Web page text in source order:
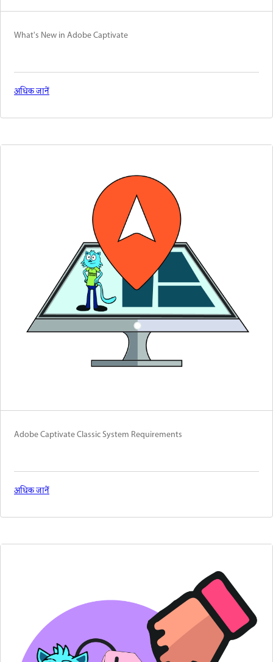
What's New in Adobe Captivate
अधिक जानें
Adobe Captivate Classic System Requirements
अधिक जानें